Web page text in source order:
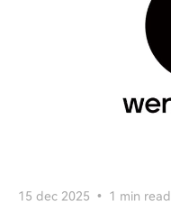
15 dec 2025 1 min read